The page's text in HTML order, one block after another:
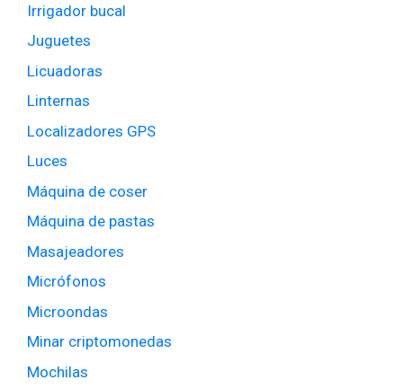
Irrigador bucal
Juguetes
Licuadoras
Linternas
Localizadores GPS
Luces
Máquina de coser
Máquina de pastas
Masajeadores
Micrófonos
Microondas
Minar criptomonedas
Mochilas